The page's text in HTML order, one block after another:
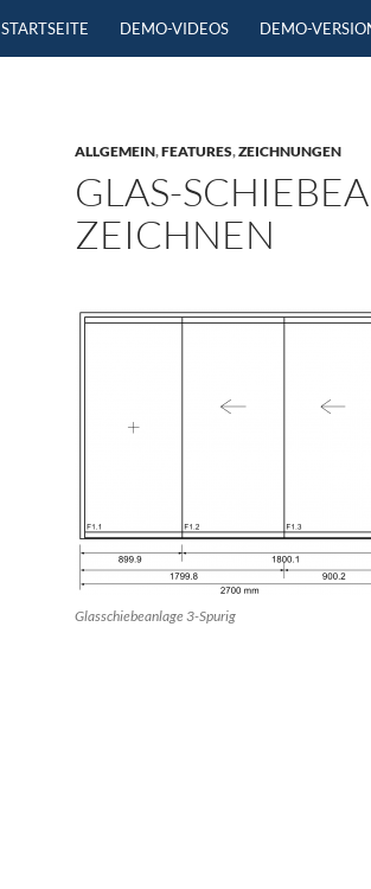
STARTSEITE
DEMO-VIDEOS DEMO-
ALLGEMEIN,FEATURES,ZEICHNUNGEN
GLAS-
ZEICHNEN
Glasschiebeanlage 3-Spurig